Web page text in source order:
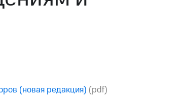
(новая редакция) (pdf)